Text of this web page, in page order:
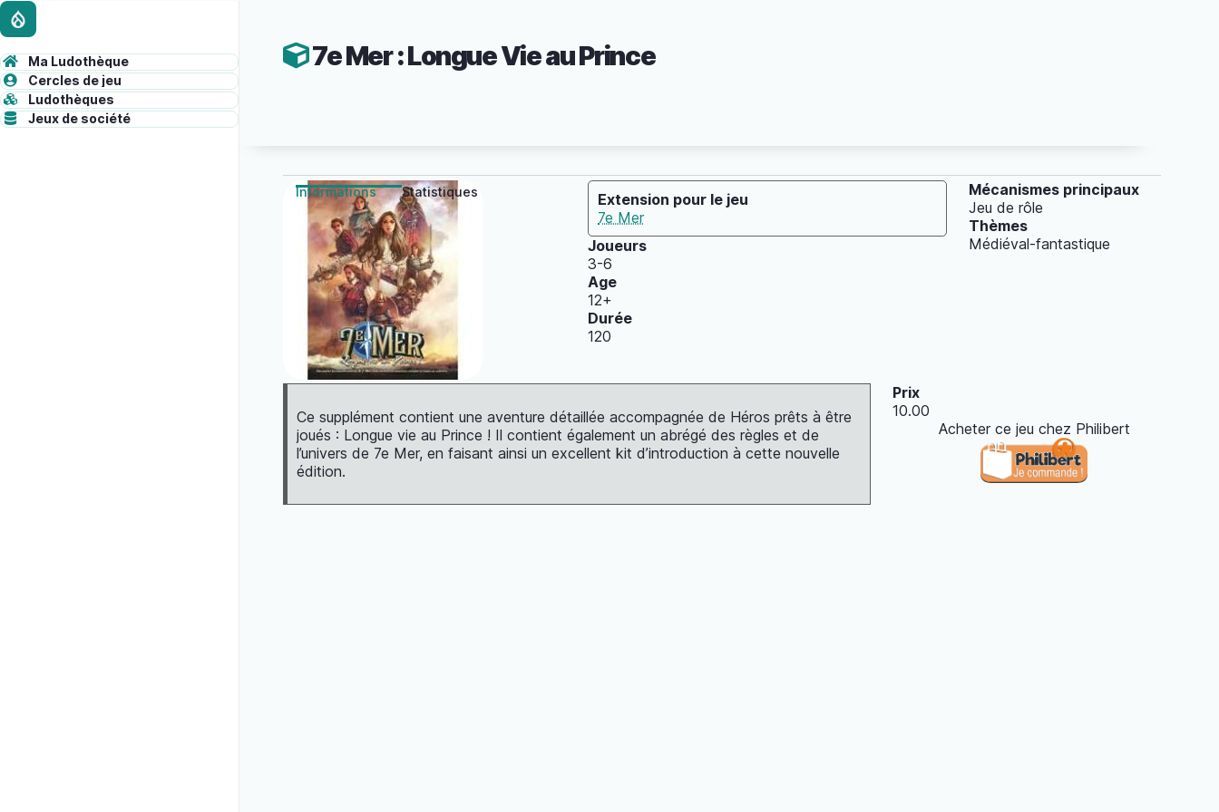
Aller
au
contenu
principal
Contenu
de
la
barre
ADMINISTRATION
Ma Ludothèque
Cercles de jeu
Ludothèques
Jeux de société
7e Mer : Longue Vie au Prince
Informations
(onglet
actif)
Statistiques
Extension pour le jeu
7e Mer
Joueurs
3-6
Age
12+
Durée
120
Mécanismes principaux
Jeu de rôle
Thèmes
Médiéval-fantastique
Ce supplément contient une aventure détaillée accompagnée de Héros prêts à être
joués : Longue vie au Prince ! Il contient également un abrégé des règles et de
l’univers de 7e Mer, en faisant ainsi un excellent kit d’introduction à cette nouvelle
édition.
Prix
10.00
Acheter ce jeu chez Philibert